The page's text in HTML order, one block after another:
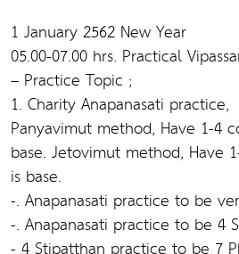
1 January 2562 New Year
05.00-07.00 hrs. Practical
– Practice Topic ;
1. Charity Anapanasati practice,
Panyavimut method, Have 1-4
base. Jetovimut method, Have
is base.
-. Anapanasati practice to be
-. Anapanasati practice to be 4